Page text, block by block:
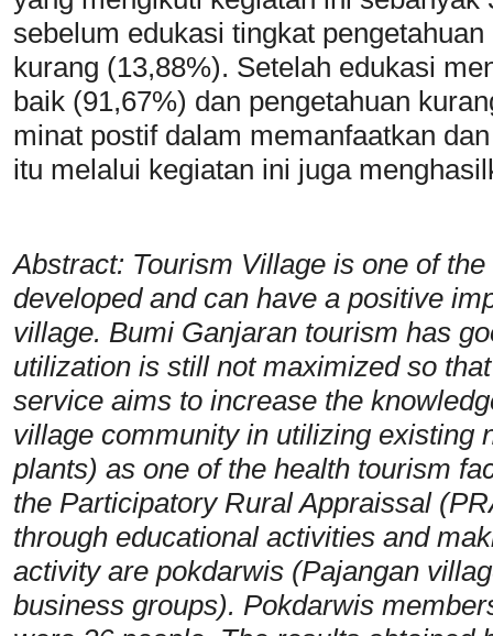
sebelum edukasi tingkat
kurang (13,88%). Setelah edukasi
baik (91,67%) dan pengetahuan
minat postif dalam memanfaatkan
itu melalui kegiatan ini juga
Abstract: Tourism Village is one of
developed and can have a positive
village. Bumi Ganjaran tourism has
utilization is still not maximized so
service aims to increase the
village community in utilizing existing
plants) as one of the health tourism
the Participatory Rural Appraissal
through educational activities and
activity are pokdarwis (Pajangan
business groups). Pokdarwis